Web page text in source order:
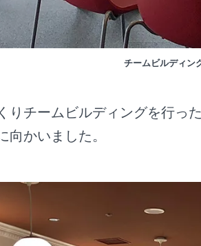
チームビルディン
りチームビルディングを行っ
向かいました。